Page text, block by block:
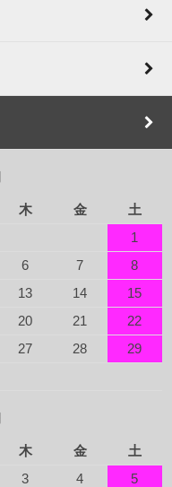
木 金
土
1
6 7
8
13 14
15
20 21
22
27 28
29
木 金
土
3 4
5